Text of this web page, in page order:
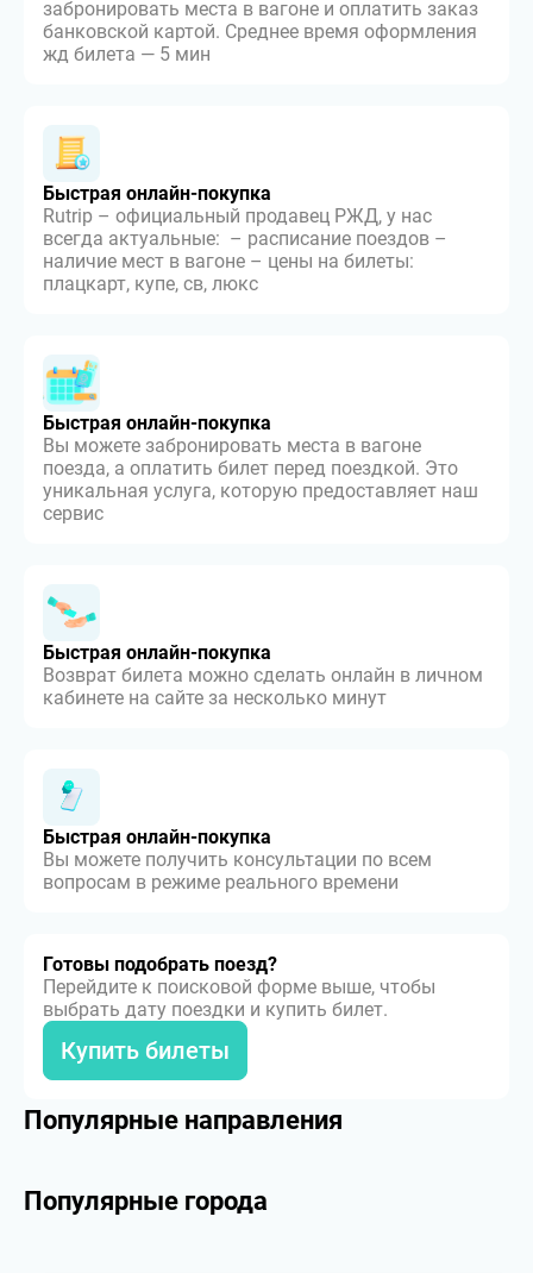
забронировать места в вагоне и оплатить заказ
банковской картой. Среднее время оформления
жд билета — 5 мин
Быстрая онлайн-покупка
Rutrip – официальный продавец РЖД, у нас
всегда актуальные: – расписание поездов –
наличие мест в вагоне – цены на билеты:
плацкарт, купе, св, люкс
Быстрая онлайн-покупка
Вы можете забронировать места в вагоне
поезда, а оплатить билет перед поездкой. Это
уникальная услуга, которую предоставляет наш
сервис
Быстрая онлайн-покупка
Возврат билета можно сделать онлайн в личном
кабинете на сайте за несколько минут
Быстрая онлайн-покупка
Вы можете получить консультации по всем
вопросам в режиме реального времени
Готовы подобрать поезд?
Перейдите к поисковой форме выше, чтобы
выбрать дату поездки и купить билет.
Купить билеты
Популярные направления
Популярные города